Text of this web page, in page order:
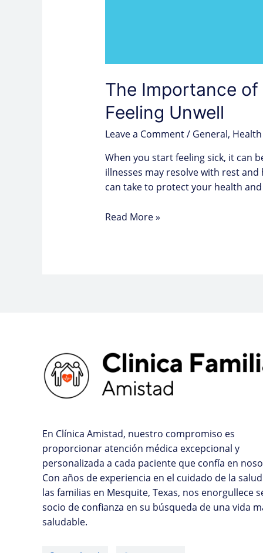
The Importance of
Feeling Unwell
Leave a Comment/ General,
When you start feeling sick, it can
illnesses may resolve with rest
can take to protect your health
Read More »
En Clínica Amistad, nuestro compromiso es
proporcionar atención médica excepcional y
personalizada a cada paciente que confía en
Con años de experiencia en el cuidado de la
las familias en Mesquite, Texas, nos enorgullece
socio de confianza en su búsqueda de una vida
saludable.